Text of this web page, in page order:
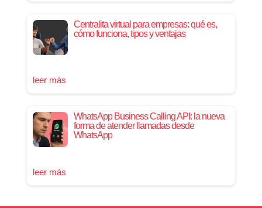
Centralita virtual para empresas: qué es,
cómo funciona, tipos y ventajas
leer más
WhatsApp Business Calling API: la nueva
forma de atender llamadas desde
WhatsApp
leer más